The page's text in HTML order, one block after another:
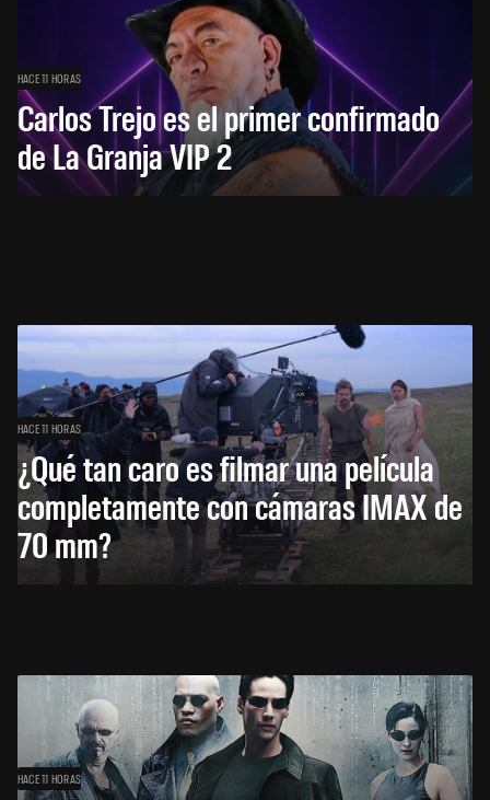
HACE 11 HORAS
Carlos Trejo es el primer confirmado
de La Granja VIP 2
HACE 11 HORAS
¿Qué tan caro es filmar una película
completamente con cámaras IMAX de
70 mm?
HACE 11 HORAS